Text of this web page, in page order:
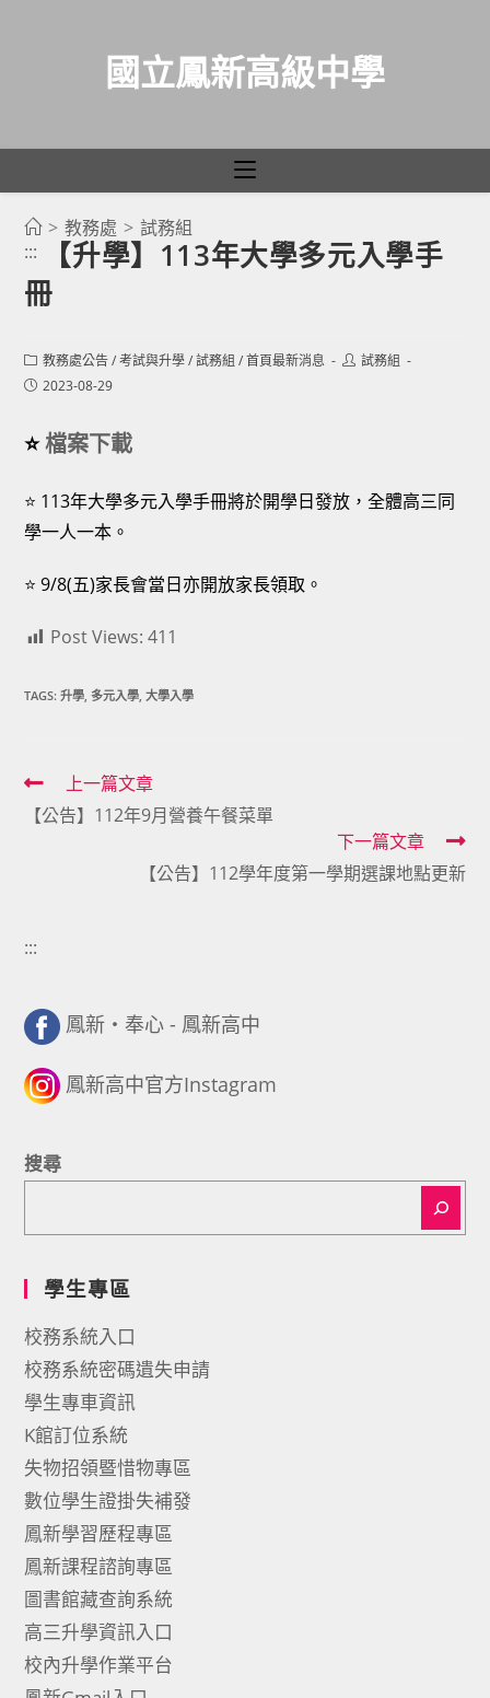
國立鳳新高級中學
> 教務處 > 試務組
:::
【升學】113年大學多元入學手
冊
Post
category:
教務處公告 / 考試與升學 / 試務組 / 首頁最新消息
Post試務組
Post2023-08-29
⭐檔案下載
⭐ 113年大學多元入學手冊將於開學日發放，全體高三同
學一人一本。
⭐ 9/8(五)家長會當日亦開放家長領取。
Post Views: 411
TAGS:升學, 多元入學, 大學入學
Read
more
上一篇文章
【公告】112年9月營養午餐菜單
下一篇文章
【公告】112學年度第一學期選課地點更新
:::
鳳新・奉心 - 鳳新高中
鳳新高中官方Instagram
搜尋
學生專區
校務系統入口
校務系統密碼遺失申請
學生專車資訊
K館訂位系統
失物招領暨惜物專區
數位學生證掛失補發
鳳新學習歷程專區
鳳新課程諮詢專區
圖書館藏查詢系統
高三升學資訊入口
校內升學作業平台